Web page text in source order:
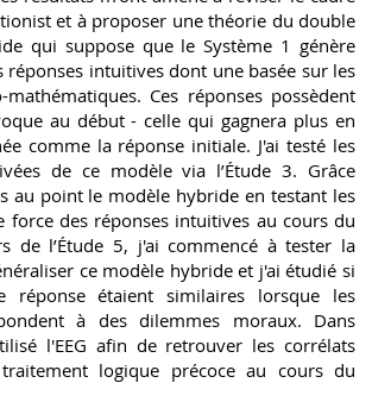
et à proposer une théorie du double
qui suppose que le Système 1 génère
réponses intuitives dont une basée sur les
Ces réponses possèdent
au début - celle qui gagnera plus en
comme la réponse initiale. J'ai testé les
de ce modèle via l’Étude 3. Grâce
au point le modèle hybride en testant les
force des réponses intuitives au cours du
de l’Étude 5, j'ai commencé à tester la
ce modèle hybride et j'ai étudié si
réponse étaient similaires lorsque les
à des dilemmes moraux. Dans
l'EEG afin de retrouver les corrélats
logique précoce au cours du